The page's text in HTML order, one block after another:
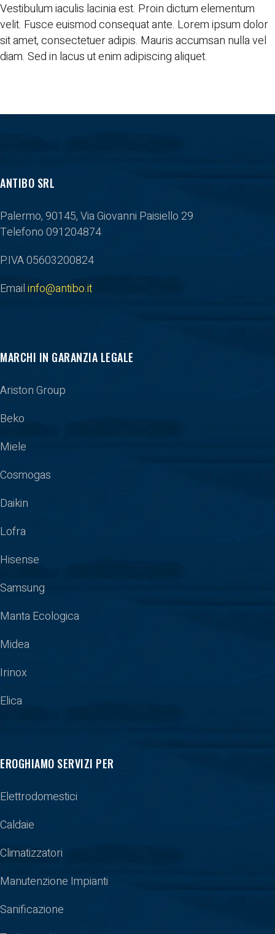
Vestibulum iaculis lacinia est. Proin dictum elementum
velit. Fusce euismod consequat ante. Lorem ipsum dolor
sit amet, consectetuer adipis. Mauris accumsan nulla vel
diam. Sed in lacus ut enim adipiscing aliquet.
ANTIBO SRL
Palermo, 90145, Via Giovanni Paisiello 29
Telefono 091204874
P.IVA 05603200824
Emailinfo@antibo.it
MARCHI IN GARANZIA LEGALE
Ariston Group
Beko
Miele
Cosmogas
Daikin
Lofra
Hisense
Samsung
Manta Ecologica
Midea
Irinox
Elica
EROGHIAMO SERVIZI PER
Elettrodomestici
Caldaie
Climatizzatori
Manutenzione Impianti
Sanificazione